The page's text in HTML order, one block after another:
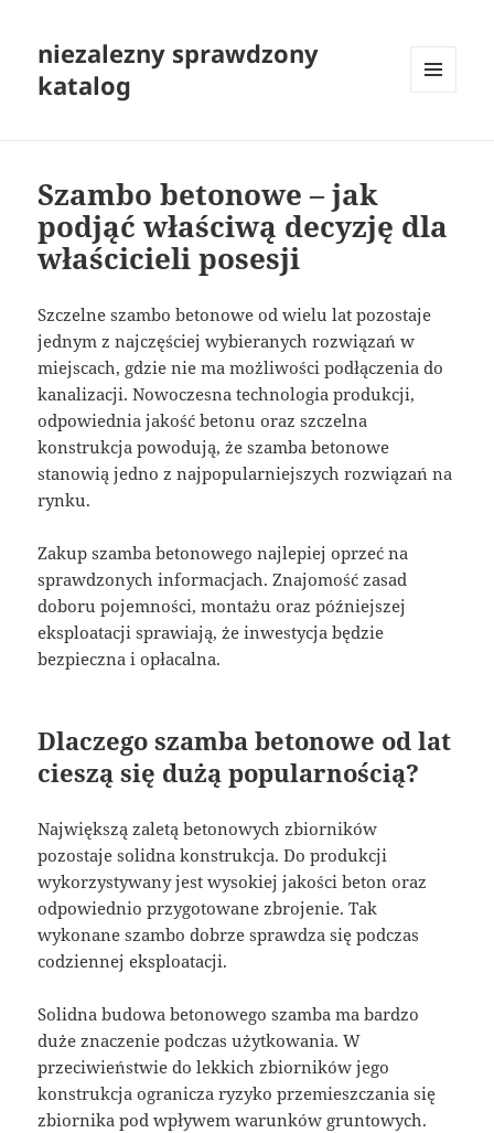
niezalezny sprawdzony
katalog
Szambo betonowe – jak
podjąć właściwą decyzję dla
właścicieli posesji
Szczelne szambo betonowe od wielu lat pozostaje
jednym z najczęściej wybieranych rozwiązań w
miejscach, gdzie nie ma możliwości podłączenia do
kanalizacji. Nowoczesna technologia produkcji,
odpowiednia jakość betonu oraz szczelna
konstrukcja powodują, że szamba betonowe
stanowią jedno z najpopularniejszych rozwiązań na
rynku.
Zakup szamba betonowego najlepiej oprzeć na
sprawdzonych informacjach. Znajomość zasad
doboru pojemności, montażu oraz późniejszej
eksploatacji sprawiają, że inwestycja będzie
bezpieczna i opłacalna.
Dlaczego szamba betonowe od lat
cieszą się dużą popularnością?
Największą zaletą betonowych zbiorników
pozostaje solidna konstrukcja. Do produkcji
wykorzystywany jest wysokiej jakości beton oraz
odpowiednio przygotowane zbrojenie. Tak
wykonane szambo dobrze sprawdza się podczas
codziennej eksploatacji.
Solidna budowa betonowego szamba ma bardzo
duże znaczenie podczas użytkowania. W
przeciwieństwie do lekkich zbiorników jego
konstrukcja ogranicza ryzyko przemieszczania się
zbiornika pod wpływem warunków gruntowych.